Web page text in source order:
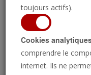
Analyse
toujours actifs).
Cookies
comprendre le
internet. Ils ne